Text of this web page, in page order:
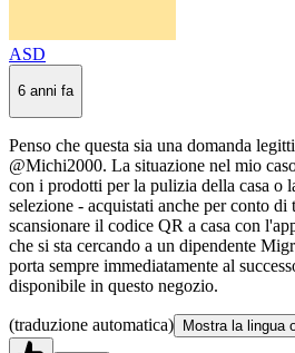
ASD
6 anni fa
Penso che questa sia una domanda
@Michi2000. La situazione nel mio
con i prodotti per la pulizia della casa o
selezione - acquistati anche per conto di
scansionare il codice QR a casa con
che si sta cercando a un dipendente
porta sempre immediatamente al
disponibile in questo negozio.
(traduzione automatica) Mostra la lingua